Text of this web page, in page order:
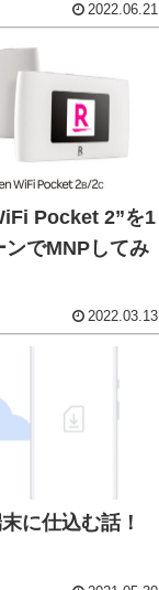
2022.06.21
Pocket 2”を1
ンでMNPしてみ
2022.03.13
に仕込む話！